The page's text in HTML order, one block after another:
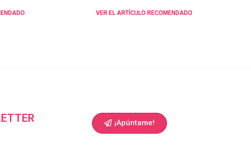
VER EL ARTÍCULO RECOMENDADO
¡Apúntame!